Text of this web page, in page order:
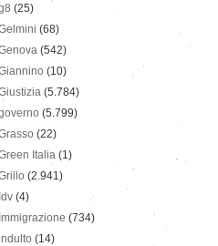
(25)
(68)
(542)
(10)
(5.784)
(5.799)
(22)
Italia (1)
(2.941)
Idv (4)
Immigrazione (734)
(14)